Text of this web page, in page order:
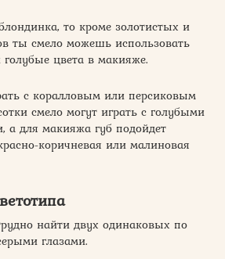
то кроме золотистых и
ты смело можешь использовать
цвета в макияже.
с коралловым или персиковым
смело могут играть с голубыми
а для макияжа губ подойдет
коричневая или малиновая
найти двух одинаковых по
глазами.